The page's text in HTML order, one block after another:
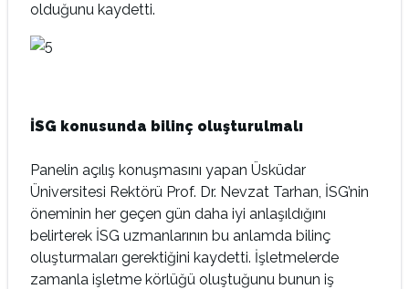
olduğunu kaydetti.
İSG konusunda bilinç oluşturulmalı
Panelin açılış konuşmasını yapan Üsküdar
Üniversitesi Rektörü Prof. Dr. Nevzat Tarhan, İSG’nin
öneminin her geçen gün daha iyi anlaşıldığını
belirterek İSG uzmanlarının bu anlamda bilinç
oluşturmaları gerektiğini kaydetti. İşletmelerde
zamanla işletme körlüğü oluştuğunu bunun iş